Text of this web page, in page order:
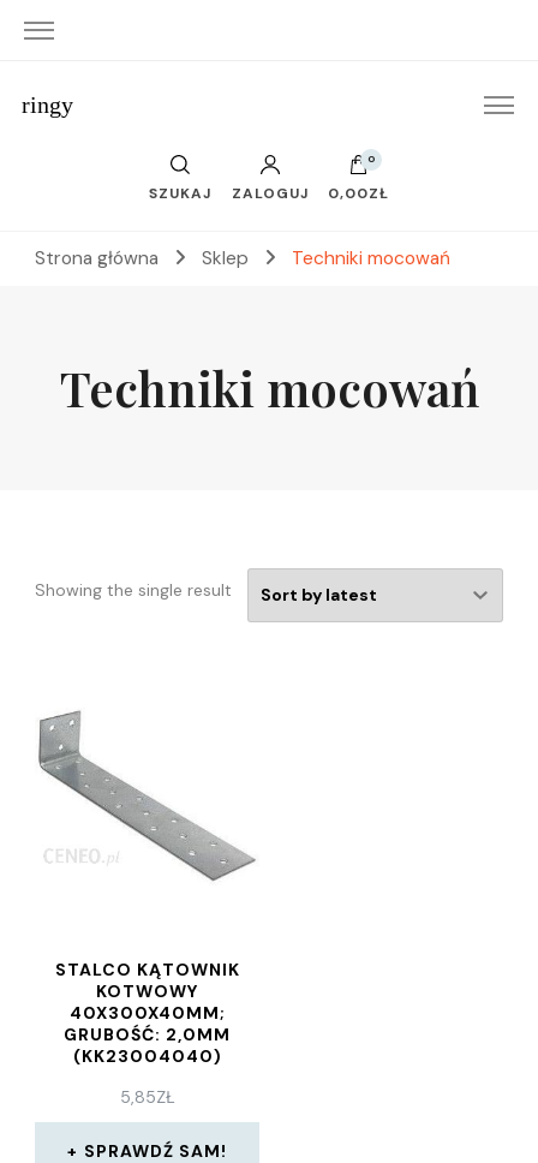
ringy
SZUKAJ ZALOGUJ
0
0,00ZŁ
Strona główna Sklep Techniki mocowań
Techniki mocowań
Showing the single result
STALCO KĄTOWNIK
KOTWOWY
40X300X40MM;
GRUBOŚĆ: 2,0MM
(KK23004040)
5,85ZŁ
SPRAWDŹ SAM!